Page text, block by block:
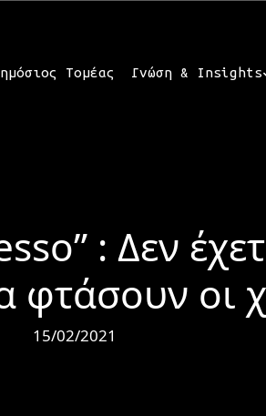
Τομέας Γνώση & Insights
: Δεν
φτάσουν οι
15/02/2021